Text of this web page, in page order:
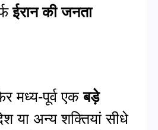
ईरान की जनता
मध्य-पूर्व एकबड़े
या अन्य शक्तियां सीधे